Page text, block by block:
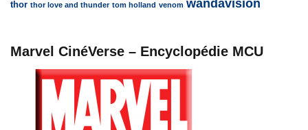
thor thor love and thunder tom holland venom wandavision
Marvel CinéVerse – Encyclopédie MCU